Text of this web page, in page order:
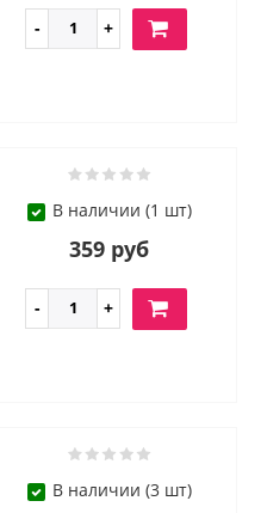
В наличии (1 шт)
359 руб
В наличии (3 шт)